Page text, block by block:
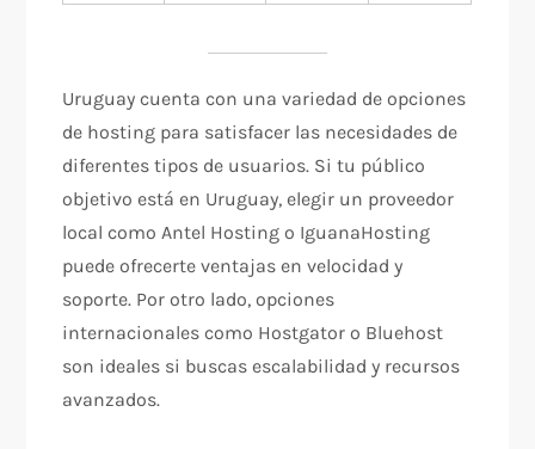
Uruguay cuenta con una variedad de opciones
de hosting para satisfacer las necesidades de
diferentes tipos de usuarios. Si tu público
objetivo está en Uruguay, elegir un proveedor
local como Antel Hosting o IguanaHosting
puede ofrecerte ventajas en velocidad y
soporte. Por otro lado, opciones
internacionales como Hostgator o Bluehost
son ideales si buscas escalabilidad y recursos
avanzados.